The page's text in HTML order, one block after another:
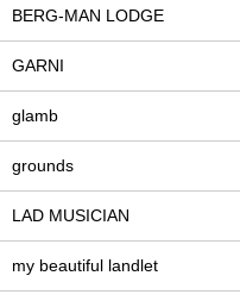
BERG-MAN LODGE
GARNI
glamb
grounds
LAD MUSICIAN
my beautiful landlet